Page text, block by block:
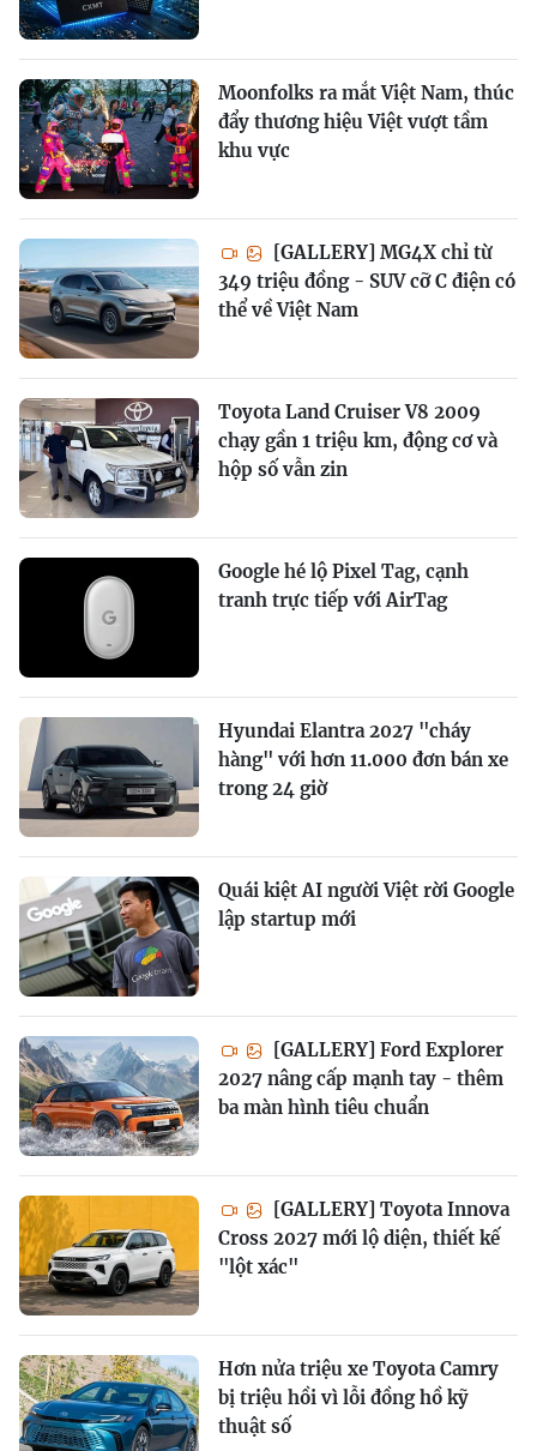
Moonfolks ra mắt Việt Nam, thúc
đẩy thương hiệu Việt vượt tầm
khu vực
[GALLERY] MG4X chỉ từ
349 triệu đồng - SUV cỡ C điện có
thể về Việt Nam
Toyota Land Cruiser V8 2009
chạy gần 1 triệu km, động cơ và
hộp số vẫn zin
Google hé lộ Pixel Tag, cạnh
tranh trực tiếp với AirTag
Hyundai Elantra 2027 "cháy
hàng" với hơn 11.000 đơn bán xe
trong 24 giờ
Quái kiệt AI người Việt rời Google
lập startup mới
[GALLERY] Ford Explorer
2027 nâng cấp mạnh tay - thêm
ba màn hình tiêu chuẩn
[GALLERY] Toyota Innova
Cross 2027 mới lộ diện, thiết kế
"lột xác"
Hơn nửa triệu xe Toyota Camry
bị triệu hồi vì lỗi đồng hồ kỹ
thuật số